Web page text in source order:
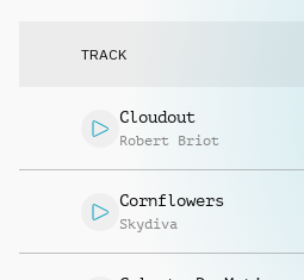
TRACK
Cloudout
Robert Briot
Cornflowers
Skydiva